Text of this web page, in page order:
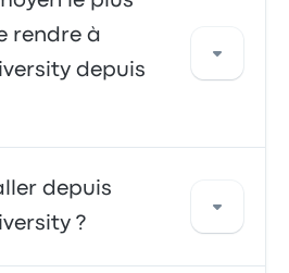
Vous pouvez
un taxi ou utiliser un
rendre à
depuis
Newcastle University
la plus rapide et la plus
sont souvent abordables,
sièges confortables, ce
depuis
?